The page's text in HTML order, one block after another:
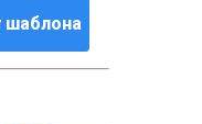
шаблона